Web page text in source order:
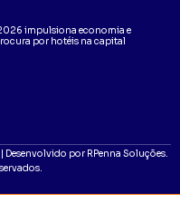
impulsiona economia e
por hotéis na capital
Desenvolvido por RPenna Soluções.